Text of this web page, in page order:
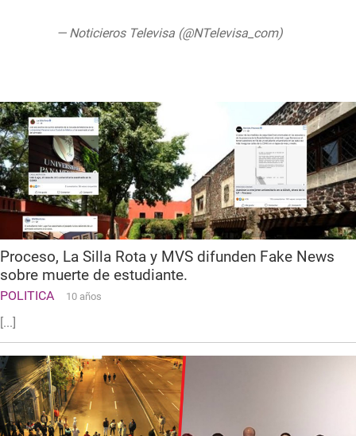
— Noticieros Televisa (@NTelevisa_com)
Proceso, La Silla Rota y MVS difunden Fake News
sobre muerte de estudiante.
POLITICA 10 años
[...]